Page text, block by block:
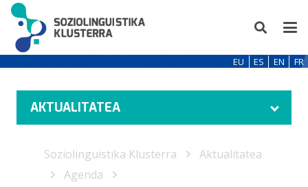
EU ES EN FR
AKTUALITATEA
Soziolinguistika Klusterra
Aktualitatea
Agenda